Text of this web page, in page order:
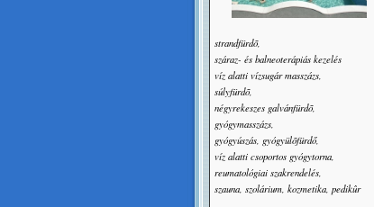
strandfürdõ,
száraz- és balneoterápiás kezelés
víz alatti vízsugár masszázs,
súlyfürdõ,
négyrekeszes galvánfürdõ,
gyógymasszázs,
gyógyúszás, gyógyülõfürdő,
víz alatti csoportos gyógytorna,
reumatológiai szakrendelés,
szauna, szolárium, kozmetika, pedikûr